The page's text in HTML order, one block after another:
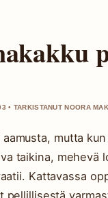
• TARKISTANUT NOORA
mutta
taikina, mehevä
Kattavassa
pellillisestä